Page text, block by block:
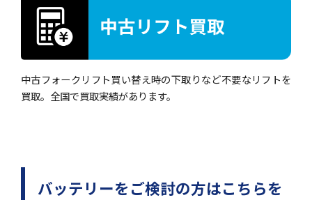
中古フォークリフト買い替え時の下取りなど不要なリフトを
買取。全国で買取実績があります。
バッテリーをご検討の方はこちらを